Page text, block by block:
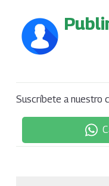
Suscríbete a nuestro